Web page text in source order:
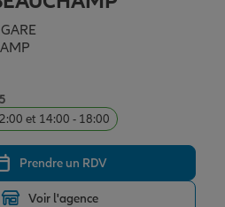
et 14:00 - 18:00
Prendre un RDV
Voir l'agence